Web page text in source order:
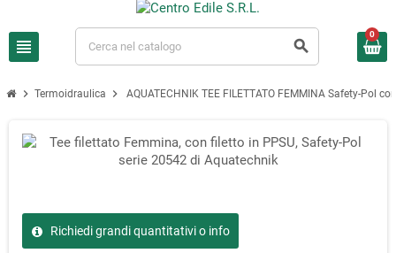
view_headline search
0
chevron_right Termoidraulica chevron_right AQUATECHNIK TEE FILETTATO FEMMINA Safety-Pol
Richiedi grandi quantitativi o info